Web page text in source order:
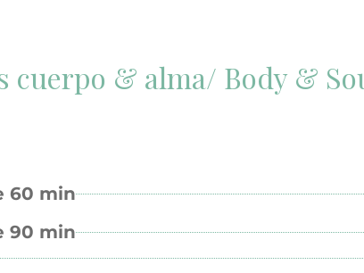
cuerpo & alma/ Body &
60 min
90 min​